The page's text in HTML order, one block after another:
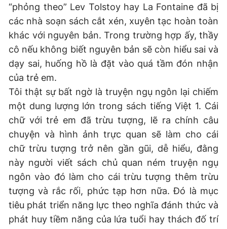
“phỏng theo” Lev Tolstoy hay La Fontaine đã bị
các nhà soạn sách cắt xén, xuyên tạc hoàn toàn
khác với nguyên bản. Trong trường hợp ấy, thầy
cô nếu không biết nguyên bản sẽ còn hiểu sai và
dạy sai, huống hồ là đặt vào quá tầm đón nhận
của trẻ em.
Tôi thật sự bất ngờ là truyện ngụ ngôn lại chiếm
một dung lượng lớn trong sách tiếng Việt 1. Cái
chữ với trẻ em đã trừu tượng, lẽ ra chính câu
chuyện và hình ảnh trực quan sẽ làm cho cái
chữ trừu tượng trở nên gần gũi, dễ hiểu, đằng
này người viết sách chủ quan ném truyện ngụ
ngôn vào đó làm cho cái trừu tượng thêm trừu
tượng và rắc rối, phức tạp hơn nữa. Đó là mục
tiêu phát triển năng lực theo nghĩa đánh thức và
phát huy tiềm năng của lứa tuổi hay thách đố trí